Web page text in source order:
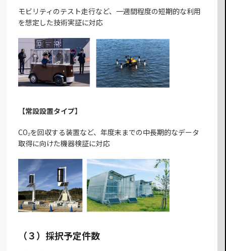
モビリティのテスト走行など、一週間程度の短期的な利用
を想定した技術実証に対応
【常設設置タイプ】
CO₂を回収する装置など、年度末までの中長期的なデータ
取得に向けた機器検証に対応
（３）採択予定件数